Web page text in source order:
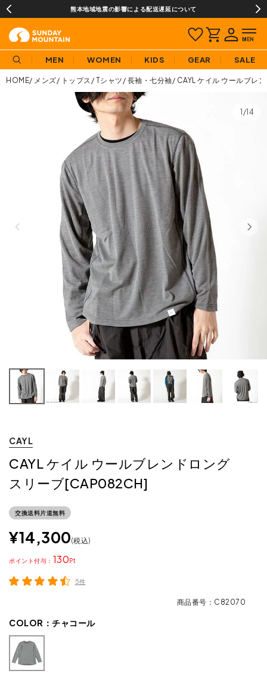
熊本地域地震の影響による配送遅延について
MEN WOMEN KIDS GEAR SALE
HOME メンズ トップス Tシャツ 長袖・七分袖 CAYL ケイル ウールブレ
1/14
CAYL
CAYL ケイル ウールブレンドロング
スリーブ[CAP082CH]
交換送料片道無料
¥14,300 税込
130
ポイント
5件
商品番号 C82070
COLOR： チャコール